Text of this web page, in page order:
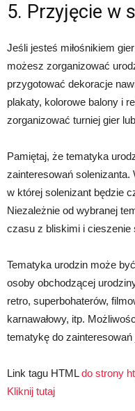
5. Przyjęcie w
Jeśli jesteś miłośnikiem
możesz zorganizować
przygotować dekoracje
plakaty, kolorowe balony i
zorganizować turniej gier
Pamiętaj, że tematyka
zainteresowań
w której solenizant będzie
Niezależnie od wybranej
czasu z bliskimi i
Tematyka urodzin może
osoby obchodzącej
retro, superbohaterów,
karnawałowy, itp.
tematykę do zainteresowań
Link tagu HTMLdo strony
Kliknij tutaj